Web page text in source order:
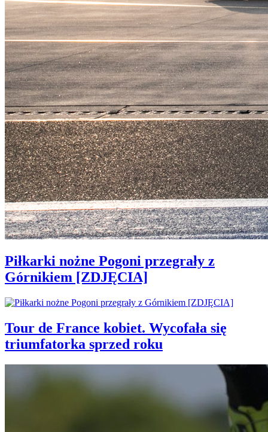
Piłkarki nożne Pogoni przegrały z
Górnikiem [ZDJĘCIA]
Tour de France kobiet. Wycofała się
triumfatorka sprzed roku